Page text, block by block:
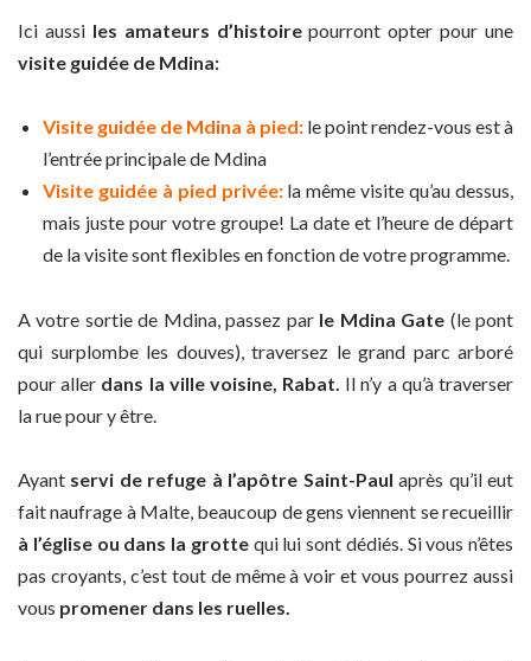
Ici aussi les amateurs d’histoirepourront opter pour une
visite guidée de Mdina:
Visite guidée de Mdina à pied: le point rendez-vous est à
l’entrée principale de Mdina
Visite guidée à pied privée:la même visite qu’au dessus,
mais juste pour votre groupe! La date et l’heure de départ
de la visite sont flexibles en fonction de votre programme.
A votre sortie de Mdina, passez par le Mdina Gate (le pont
qui surplombe les douves), traversez le grand parc arboré
pour aller dans la ville voisine, Rabat. Il n’y a qu’à traverser
la rue pour y être.
Ayant servi de refuge à l’apôtre Saint-Paul après qu’il eut
fait naufrage à Malte, beaucoup de gens viennent se recueillir
à l’église ou dans la grottequi lui sont dédiés. Si vous n’êtes
pas croyants, c’est tout de même à voir et vous pourrez aussi
vous promener dans les ruelles.